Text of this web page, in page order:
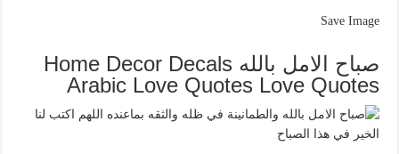
Save Image
صباح الامل بالله Home Decor Decals
Arabic Love Quotes Love Quotes